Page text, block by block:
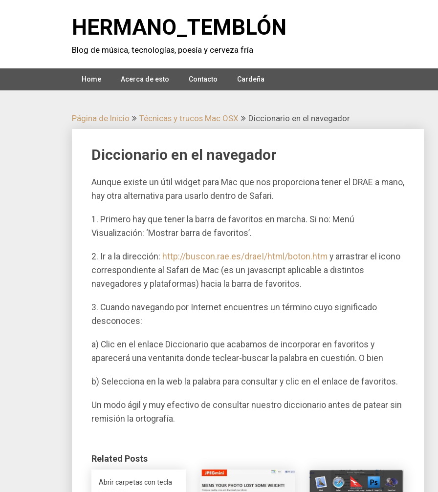
HERMANO_TEMBLÓN
Blog de música, tecnologí­as, poesí­a y cerveza frí­a
Home Acerca de esto Contacto Cardeña
Página de Inicio Técnicas y trucos Mac OSX Diccionario en el navegador
Diccionario en el navegador
Aunque existe un útil widget para Mac que nos proporciona tener el DRAE a mano,
hay otra alternativa para usarlo dentro de Safari.
1. Primero hay que tener la barra de favoritos en marcha. Si no: Menú
Visualización: ‘Mostrar barra de favoritos’.
2. Ir a la dirección: http://buscon.rae.es/draeI/html/boton.htm y arrastrar el icono
correspondiente al Safari de Mac (es un javascript aplicable a distintos
navegadores y plataformas) hacia la barra de favoritos.
3. Cuando navegando por Internet encuentres un término cuyo significado
desconoces:
a) Clic en el enlace Diccionario que acabamos de incorporar en favoritos y
aparecerá una ventanita donde teclear-buscar la palabra en cuestión. O bien
b) Selecciona en la web la palabra para consultar y clic en el enlace de favoritos.
Un modo ágil y muy efectivo de consultar nuestro diccionario antes de patear sin
remisión la ortografí­a.
Related Posts
Abrir carpetas con tecla